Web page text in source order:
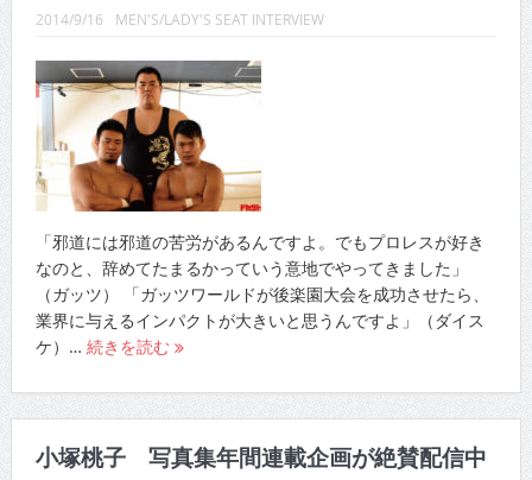
2014/9/16 MEN'S/LADY'S SEAT INTERVIEW
「邪道には邪道の苦労があるんですよ。でもプロレスが好き
なのと、辞めてたまるかっていう意地でやってきました」
（ガッツ） 「ガッツワールドが後楽園大会を成功させたら、
業界に与えるインパクトが大きいと思うんですよ」（ダイス
ケ）… 続きを読む
小塚桃子 写真集年間連載企画が絶賛配信中